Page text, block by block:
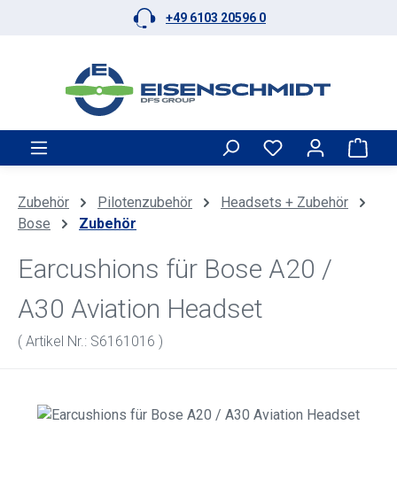
Zum Hauptinhalt springen+49 6103 20596 0
Zubehör Pilotenzubehör
Headsets + Zubehör
Bose
Zubehör
Earcushions für Bose A20 /
A30 Aviation Headset
( Artikel Nr.: S6161016 )
Bildergalerie überspringen